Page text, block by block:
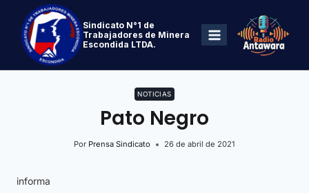
Sindicato N°1 de
Trabajadores de Minera
Escondida LTDA.
NOTICIAS
Pato Negro
Por Prensa Sindicato 26 de abril de 2021
informa